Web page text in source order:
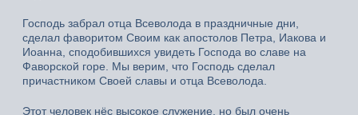
Господь забрал отца Всеволода в праздничные дни,
сделал фаворитом Своим как апостолов Петра, Иакова и
Иоанна, сподобившихся увидеть Господа во славе на
Фаворской горе. Мы верим, что Господь сделал
причастником Своей славы и отца Всеволода.
Этот человек нёс высокое служение, но был очень